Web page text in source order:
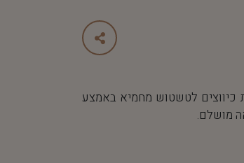
כיווצים לטשטוש מחמיא באמצע
מושלם.